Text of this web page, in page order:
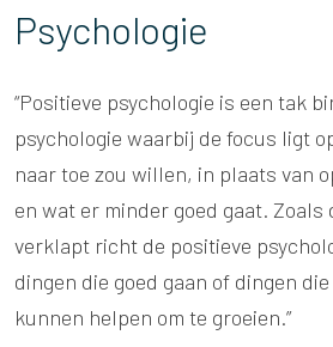
Psychologie
“Positieve psychologie is een tak
psychologie waarbij de focus ligt
naar toe zou willen, in plaats van
en wat er minder goed gaat. Zoals
verklapt richt de positieve
dingen die goed gaan of dingen
kunnen helpen om te groeien.”